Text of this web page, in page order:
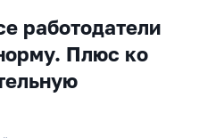
работодатели
Плюс ко